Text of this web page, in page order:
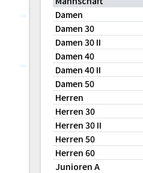
Damen
Damen 30
Damen 30 II
Damen 40
Damen 40 II
Damen 50
Herren
Herren 30
Herren 30 II
Herren 50
Herren 60
Junioren A